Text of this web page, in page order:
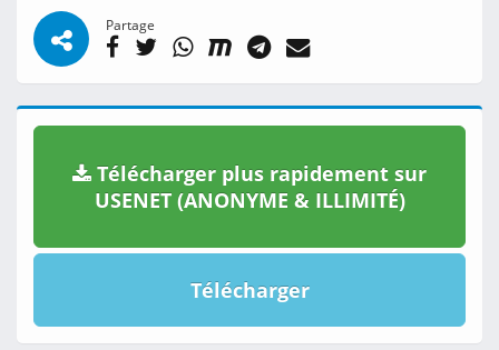
Partage
Télécharger plus rapidement sur
USENET (ANONYME & ILLIMITÉ)
Télécharger